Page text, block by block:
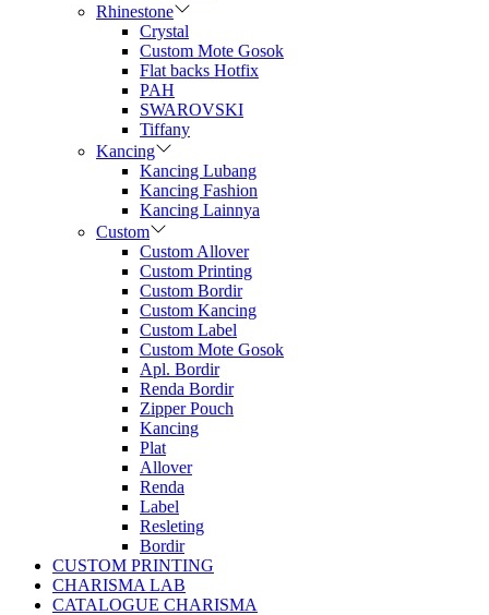
Rhinestone
Crystal
Custom Mote Gosok
Flat backs Hotfix
PAH
SWAROVSKI
Tiffany
Kancing
Kancing Lubang
Kancing Fashion
Kancing Lainnya
Custom
Custom Allover
Custom Printing
Custom Bordir
Custom Kancing
Custom Label
Custom Mote Gosok
Apl. Bordir
Renda Bordir
Zipper Pouch
Kancing
Plat
Allover
Renda
Label
Resleting
Bordir
CUSTOM PRINTING
CHARISMA LAB
CATALOGUE CHARISMA